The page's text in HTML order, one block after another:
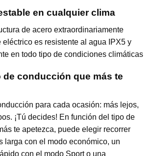
en cualquier clima
de acero extraordinariamente
es resistente al agua IPX5 y
en todo tipo de condiciones climáticas
de conducción que más te
para cada ocasión: más lejos,
¡Tú decides! En función del tipo de
te apetezca, puede elegir recorrer
larga con el modo económico, un
con el modo Sport o una